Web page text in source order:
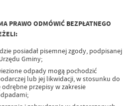
PRAWO ODMÓWIĆ BEZPŁATNEGO
posiadał pisemnej zgody, podpisanej
Gminy;
odpady mogą pochodzić
lub jej likwidacji, w stosunku do
przepisy w zakresie